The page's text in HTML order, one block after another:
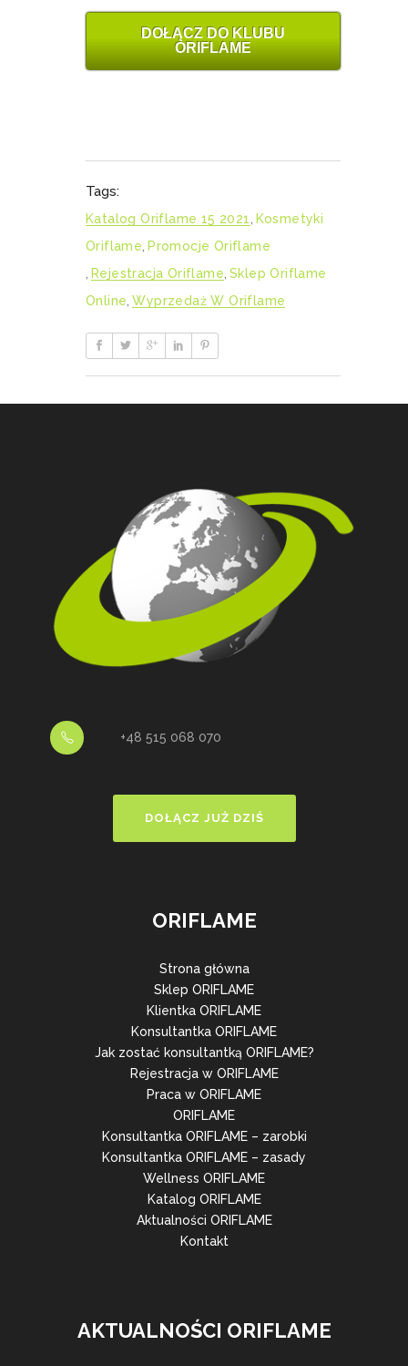
DOŁĄCZ DO KLUBU
ORIFLAME
Tags:
Katalog Oriflame 15 2021, Kosmetyki
Oriflame, Promocje Oriflame
, Rejestracja Oriflame, Sklep Oriflame
Online, Wyprzedaż W Oriflame
+48 515 068 070
DOŁĄCZ JUŻ DZIŚ
ORIFLAME
Strona główna
Sklep ORIFLAME
Klientka ORIFLAME
Konsultantka ORIFLAME
Jak zostać konsultantką ORIFLAME?
Rejestracja w ORIFLAME
Praca w ORIFLAME
ORIFLAME
Konsultantka ORIFLAME – zarobki
Konsultantka ORIFLAME – zasady
Wellness ORIFLAME
Katalog ORIFLAME
Aktualności ORIFLAME
Kontakt
AKTUALNOŚCI ORIFLAME